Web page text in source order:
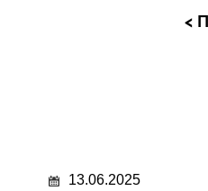
13.06.2025